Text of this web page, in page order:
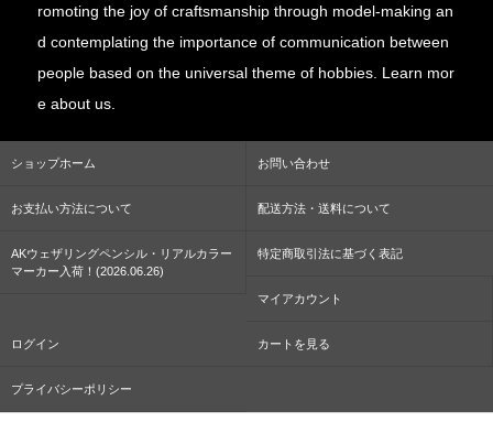
romoting the joy of craftsmanship through model-making an
d contemplating the importance of communication between
people based on the universal theme of hobbies. Learn mor
e about us.
ショップホーム お問い合わせ
お支払い方法について 配送方法・送料について
AKウェザリングペンシル・リアルカラー
マーカー入荷！(2026.06.26)
特定商取引法に基づく表記
マイアカウント
ログイン カートを見る
プライバシーポリシー